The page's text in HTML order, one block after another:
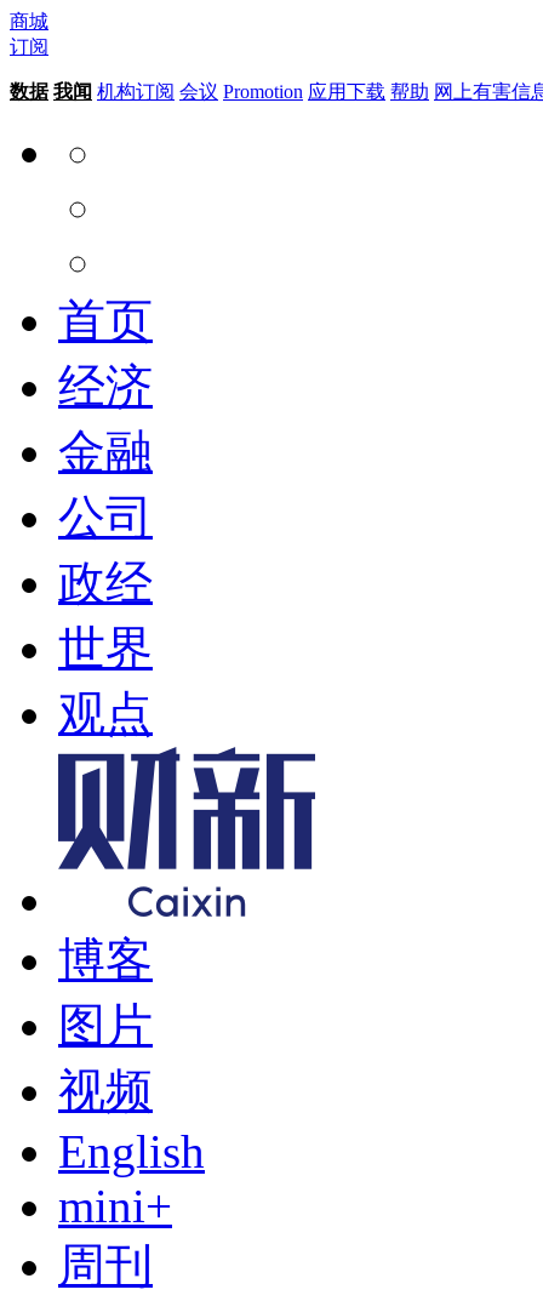
商城
订阅
数据 我闻 机构订阅 会议 Promotion 应用下载 帮助 网上有害信
首页
经济
金融
公司
政经
世界
观点
博客
图片
视频
English
mini+
周刊